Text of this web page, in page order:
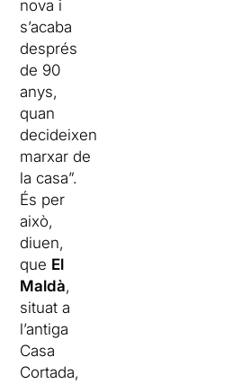
nova i
s’acaba
després
de 90
anys,
quan
decideixen
marxar de
la casa”.
És per
això,
diuen,
que El
Maldà,
situat a
l’antiga
Casa
Cortada,